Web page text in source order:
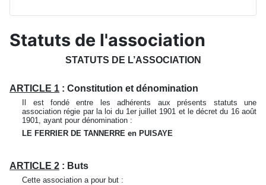
Statuts de l'association
STATUTS DE L’ASSOCIATION
ARTICLE 1 : Constitution et dénomination
Il est fondé entre les adhérents aux présents statuts une
association régie par la loi du 1er juillet 1901 et le décret du 16 août
1901, ayant pour dénomination :
LE FERRIER DE TANNERRE en PUISAYE
ARTICLE 2 : Buts
Cette association a pour but :